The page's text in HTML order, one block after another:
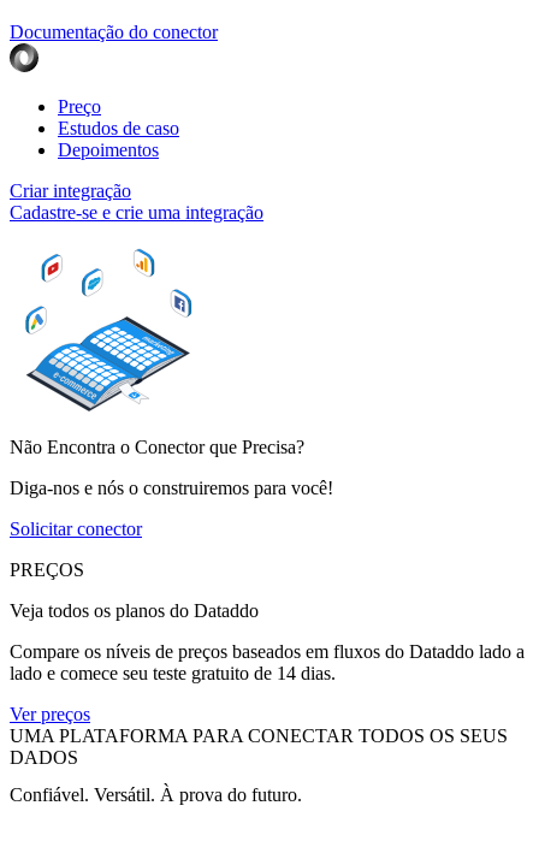
Documentação do conector
Preço
Estudos de caso
Depoimentos
Criar integração
Cadastre-se e crie uma integração
Não Encontra o Conector que Precisa?
Diga-nos e nós o construiremos para você!
Solicitar conector
PREÇOS
Veja todos os planos do Dataddo
Compare os níveis de preços baseados em fluxos do Dataddo lado a
lado e comece seu teste gratuito de 14 dias.
Ver preços
UMA PLATAFORMA PARA CONECTAR TODOS OS SEUS
DADOS
Confiável. Versátil. À prova do futuro.